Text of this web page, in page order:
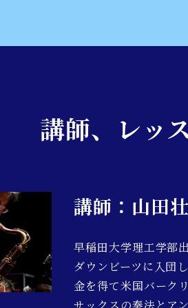
講師、レッ
講師：山田
早稲田大学理工学部
ダウンビーツに入団
金を得て米国バーク